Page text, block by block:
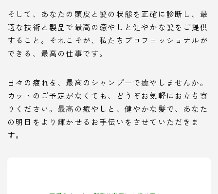
そして、あなたの頭皮と髪の状態を正確に診断し、最
適な技術と製品で最高の癒やしと健やかな髪をご提供
すること。それこそが、私たちプロフェッショナルが
できる、最高の仕事です。
日々の疲れを、最高のシャンプーで癒やしませんか。
カットのご予定がなくても、どうぞお気軽にお立ち寄
りください。最高の癒やしと、健やかな髪で、あなた
の明日をより輝かせるお手伝いをさせていただきま
す。